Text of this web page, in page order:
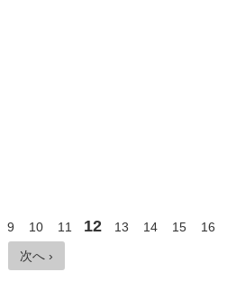
9 10 11 12 13 14 15
16
次へ ›